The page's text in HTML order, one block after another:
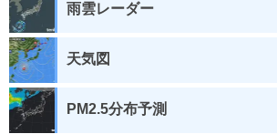
雨雲レーダー
天気図
PM2.5分布予測